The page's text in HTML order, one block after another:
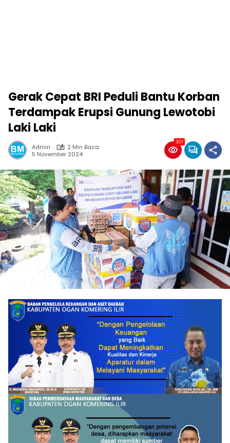
Gerak Cepat BRI Peduli Bantu Korban
Terdampak Erupsi Gunung Lewotobi
Laki Laki
Admin
2 Min Baca
5 November 2024
301